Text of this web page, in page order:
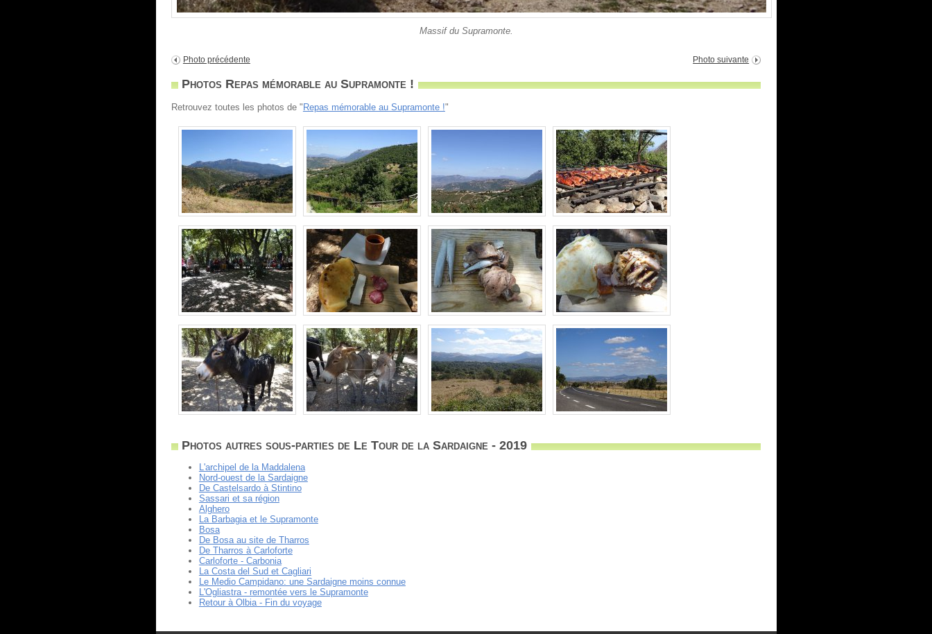
Massif du Supramonte.
Photo précédente Photo suivante
Photos Repas mémorable au Supramonte !
Retrouvez toutes les photos de "Repas mémorable au Supramonte !"
Photos autres sous-parties de Le Tour de la Sardaigne - 2019
L'archipel de la Maddalena
Nord-ouest de la Sardaigne
De Castelsardo à Stintino
Sassari et sa région
Alghero
La Barbagia et le Supramonte
Bosa
De Bosa au site de Tharros
De Tharros à Carloforte
Carloforte - Carbonia
La Costa del Sud et Cagliari
Le Medio Campidano: une Sardaigne moins connue
L'Ogliastra - remontée vers le Supramonte
Retour à Olbia - Fin du voyage